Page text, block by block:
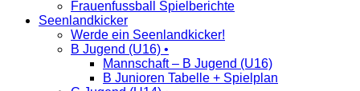
Frauenfussball Spielberichte
Seenlandkicker
Werde ein Seenlandkicker!
B Jugend (U16) •
Mannschaft – B Jugend (U16)
B Junioren Tabelle + Spielplan